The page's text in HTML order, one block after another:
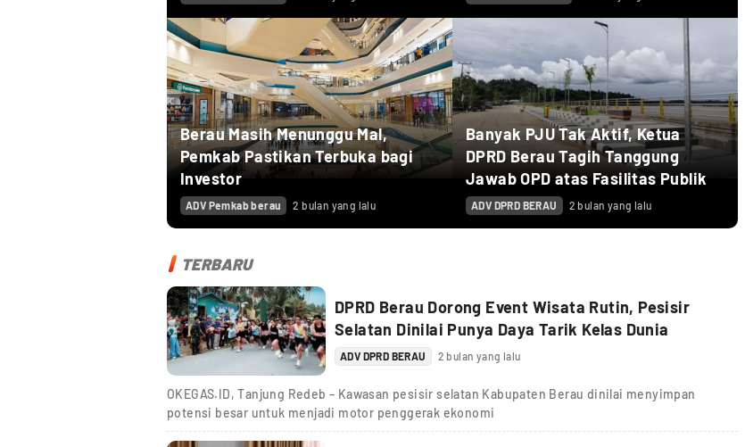
Berau Masih Menunggu Mal,
Pemkab Pastikan Terbuka bagi
Investor
ADV Pemkab berau 2 bulan yang lalu
Banyak PJU Tak Aktif, Ketua
DPRD Berau Tagih Tanggung
Jawab OPD atas Fasilitas Publik
ADV DPRD BERAU 2 bulan yang lalu
TERBARU
DPRD Berau Dorong Event Wisata Rutin, Pesisir
Selatan Dinilai Punya Daya Tarik Kelas Dunia
ADV DPRD BERAU 2 bulan yang lalu
OKEGAS.ID, Tanjung Redeb – Kawasan pesisir selatan Kabupaten Berau dinilai menyimpan
potensi besar untuk menjadi motor penggerak ekonomi